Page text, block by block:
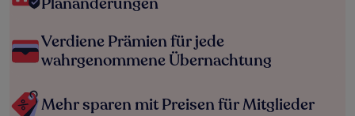
Verdiene Prämien für jede
wahrgenommene Übernachtung
Mehr sparen mit Preisen für Mitglieder